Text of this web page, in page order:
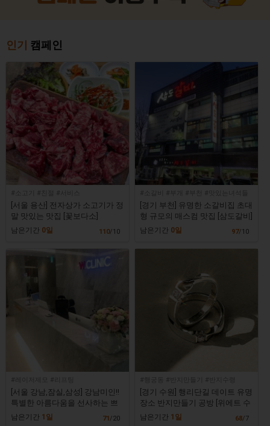
인기 캠페인
#소고기 #친절 #서비스
[서울 용산] 전자상가 소고기가 정
말 맛있는 맛집 [꽃보다소]
남은기간 0일 110/10
#소갈비 #부개 #부천 #맛있는녀석들
[경기 부천] 유명한 소갈비집 초대
형 규모의 매스컴 맛집 [삼도갈비]
남은기간 0일 97/10
[서울 강남,잠실,삼성] 강남미인!!
특별한 아름다움을 선사하는 쁘
띠전문점!! [W클리닉]
남은기간 1일 71/20
#행궁동 #반지만들기 #반지수령
[경기 수원] 행리단길 데이트 유명
장소 반지만들기 공방 [위에트 수
원]
남은기간 1일 68/7